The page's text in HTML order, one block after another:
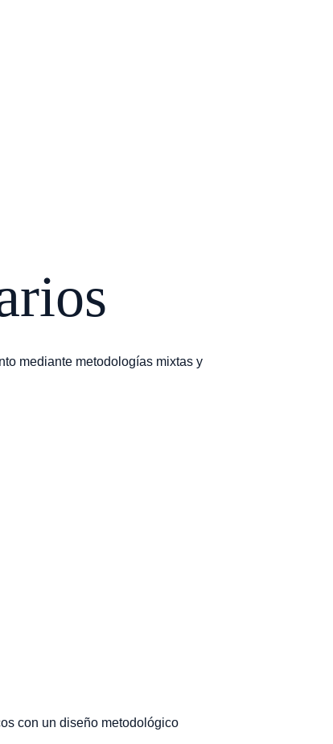
mediante metodologías mixtas y
con un diseño metodológico